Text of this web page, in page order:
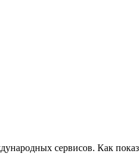
сервисов. Как